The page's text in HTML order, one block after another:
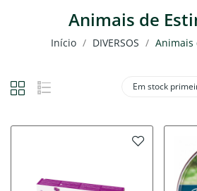
Animais de
Início DIVERSOS Animais
Em stock